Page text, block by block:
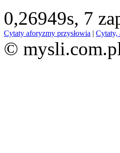
0,26949s, 7
Cytaty aforyzmy przysłowia | Cytaty,
©